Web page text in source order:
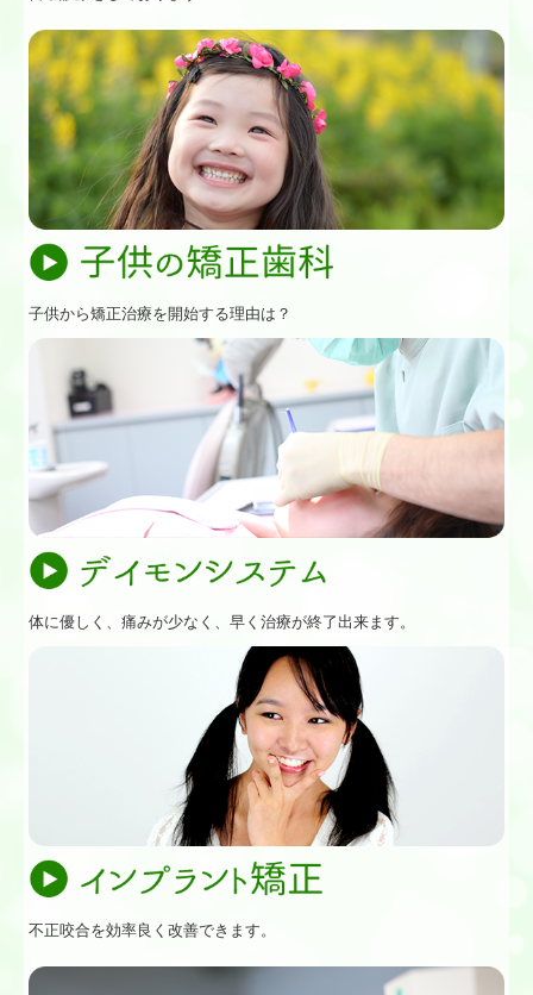
子供から矯正治療を開始する理由は？
体に優しく、痛みが少なく、早く治療が終了出来ます。
不正咬合を効率良く改善できます。